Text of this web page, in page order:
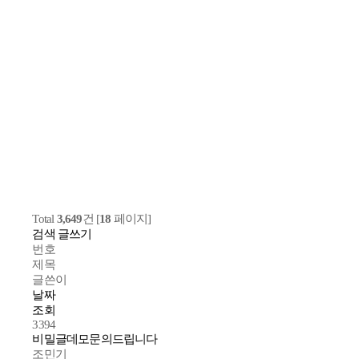
Total 3,649건 [18 페이지]
검색 글쓰기
번호
제목
글쓴이
날짜
조회
3394
비밀글데모문의드립니다
조민기